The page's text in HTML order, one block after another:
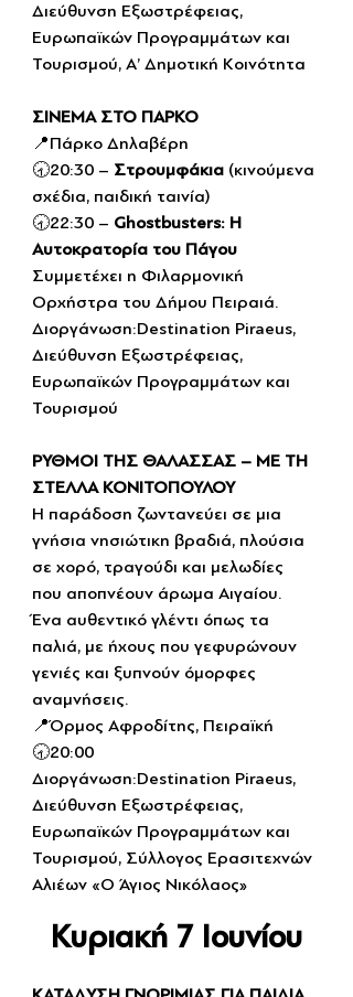
Διεύθυνση Εξωστρέφειας,
Ευρωπαϊκών Προγραμμάτων και
Τουρισμού, Α’ Δημοτική Κοινότητα
ΣΙΝΕΜΑ ΣΤΟ ΠΑΡΚΟ
📍Πάρκο Δηλαβέρη
🕣20:30 – Στρουμφάκια (κινούμενα
σχέδια, παιδική ταινία)
🕣22:30 – Ghostbusters: Η
Αυτοκρατορία του Πάγου
Συμμετέχει η Φιλαρμονική
Ορχήστρα του Δήμου Πειραιά.
Διοργάνωση:Destination Piraeus,
Διεύθυνση Εξωστρέφειας,
Ευρωπαϊκών Προγραμμάτων και
Τουρισμού
ΡΥΘΜΟΙ ΤΗΣ ΘΑΛΑΣΣΑΣ – ΜΕ ΤΗ
ΣΤΕΛΛΑ ΚΟΝΙΤΟΠΟΥΛΟΥ
Η παράδοση ζωντανεύει σε μια
γνήσια νησιώτικη βραδιά, πλούσια
σε χορό, τραγούδι και μελωδίες
που αποπνέουν άρωμα Αιγαίου.
Ένα αυθεντικό γλέντι όπως τα
παλιά, με ήχους που γεφυρώνουν
γενιές και ξυπνούν όμορφες
αναμνήσεις.
📍Όρμος Αφροδίτης, Πειραϊκή
🕣20:00
Διοργάνωση:Destination Piraeus,
Διεύθυνση Εξωστρέφειας,
Ευρωπαϊκών Προγραμμάτων και
Τουρισμού, Σύλλογος Ερασιτεχνών
Αλιέων «Ο Άγιος Νικόλαος»
Κυριακή 7 Ιουνίου